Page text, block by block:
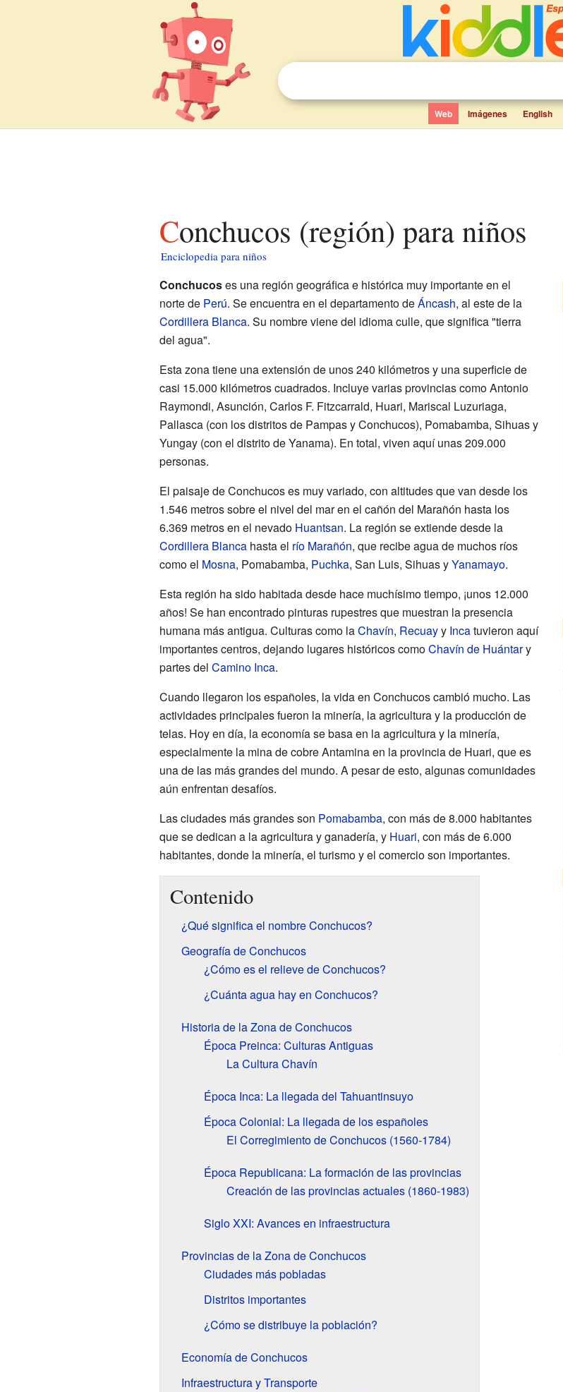
Web Imágenes English
Conchucos (región) para niños
Enciclopedia para niños
Conchucoses una región geográfica e histórica muy importante en el
norte de Perú. Se encuentra en el departamento deÁncash, al este de la
Cordillera Blanca. Su nombre viene del idioma culle, que significa "tierra
del agua".
Esta zona tiene una extensión de unos 240 kilómetros y una superficie de
casi 15.000 kilómetros cuadrados. Incluye varias provincias como Antonio
Raymondi, Asunción, Carlos F. Fitzcarrald, Huari, Mariscal Luzuriaga,
Pallasca (con los distritos de Pampas y Conchucos), Pomabamba, Sihuas y
Yungay (con el distrito de Yanama). En total, viven aquí unas 209.000
personas.
El paisaje de Conchucos es muy variado, con altitudes que van desde los
1.546 metros sobre el nivel del mar en el cañón del Marañón hasta los
6.369 metros en el nevado Huantsan. La región se extiende desde la
Cordillera Blancahasta el río Marañón, que recibe agua de muchos ríos
como el Mosna, Pomabamba, Puchka, San Luis, Sihuas yYanamayo.
Esta región ha sido habitada desde hace muchísimo tiempo, ¡unos 12.000
años! Se han encontrado pinturas rupestres que muestran la presencia
humana más antigua. Culturas como laChavín, Recuayy Incatuvieron aquí
importantes centros, dejando lugares históricos comoChavín de Huántary
partes del Camino Inca.
Cuando llegaron los españoles, la vida en Conchucos cambió mucho. Las
actividades principales fueron la minería, la agricultura y la producción de
telas. Hoy en día, la economía se basa en la agricultura y la minería,
especialmente la mina de cobre Antamina en la provincia de Huari, que es
una de las más grandes del mundo. A pesar de esto, algunas comunidades
aún enfrentan desafíos.
Las ciudades más grandes son Pomabamba, con más de 8.000 habitantes
que se dedican a la agricultura y ganadería, y Huari, con más de 6.000
habitantes, donde la minería, el turismo y el comercio son importantes.
Contenido
¿Qué significa el nombre Conchucos?
Geografía de Conchucos
¿Cómo es el relieve de Conchucos?
¿Cuánta agua hay en Conchucos?
Historia de la Zona de Conchucos
Época Preinca: Culturas Antiguas
La Cultura Chavín
Época Inca: La llegada del Tahuantinsuyo
Época Colonial: La llegada de los españoles
El Corregimiento de Conchucos (1560-1784)
Época Republicana: La formación de las provincias
Creación de las provincias actuales (1860-1983)
Siglo XXI: Avances en infraestructura
Provincias de la Zona de Conchucos
Ciudades más pobladas
Distritos importantes
¿Cómo se distribuye la población?
Economía de Conchucos
Infraestructura y Transporte